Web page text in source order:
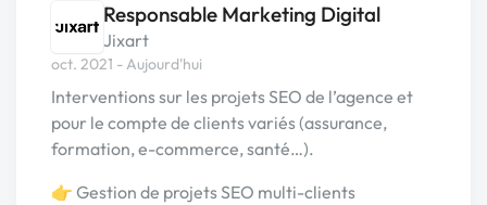
Responsable Marketing Digital
Jixart
oct. 2021 - Aujourd'hui
Interventions sur les projets SEO de l’agence et
pour le compte de clients variés (assurance,
formation, e-commerce, santé…).
👉 Gestion de projets SEO multi-clients